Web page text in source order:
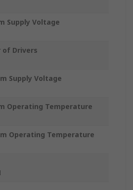
Supply Voltage
of Drivers
Supply Voltage
Operating Temperature
Operating Temperature